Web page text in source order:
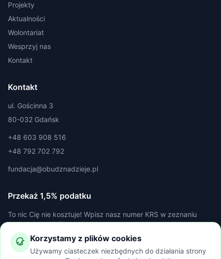
Projekty
Aktualności
Wolontariat
Wesprzyj nas
Kontakt
Kontakt
ul. Gościnna 3
80-032 Gdańsk
+48 603 908 516
+48 792 702 792
fundacja@obudznadzieje.pl
Przekaż 1,5% podatku
To nic Cię nie kosztuje! Wpisz nasz numer KRS w zeznaniu
podatkowym PIT.
NUMER KRS
Korzystamy z plików cookies
Używamy ciasteczek niezbędnych do działania strony